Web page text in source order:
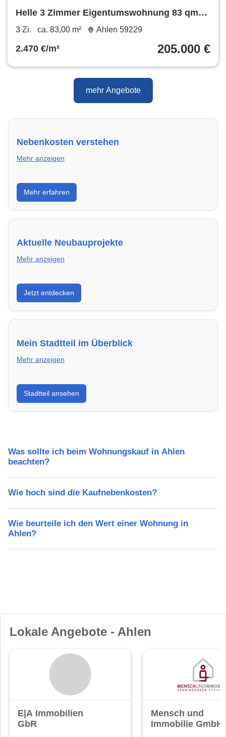
Helle 3 Zimmer Eigentumswohnung 83 qm
für Kapitalanleger
3 Zi. ca. 83,00 m² Ahlen 59229
2.470 €/m² 205.000 €
mehr Angebote
Nebenkosten verstehen
Mehr anzeigen
Erfahre, welche Nebenkosten rechtmäßig sind und
wie du deine monatliche Belastung optimieren
kannst.
Mehr erfahren
Aktuelle Neubauprojekte
Mehr anzeigen
Entdecke Neubauprojekte in Ahlen – modern,
energieeffizient und sofort bezugsfertig.
Jetzt entdecken
Mein Stadtteil im Überblick
Mehr anzeigen
Erfahre mehr über deinen Stadtteil in Ahlen:
Lebensqualität, Verkehrsanbindung, Schulen,
Freizeitmöglichkeiten und Mietpreise.
Stadtteil ansehen
Was sollte ich beim Wohnungskauf in Ahlen
beachten?
Wie hoch sind die Kaufnebenkosten?
Wie beurteile ich den Wert einer Wohnung in
Ahlen?
Lokale Angebote - Ahlen
E|A Immobilien
GbR
Mensch und
Immobilie GmbH